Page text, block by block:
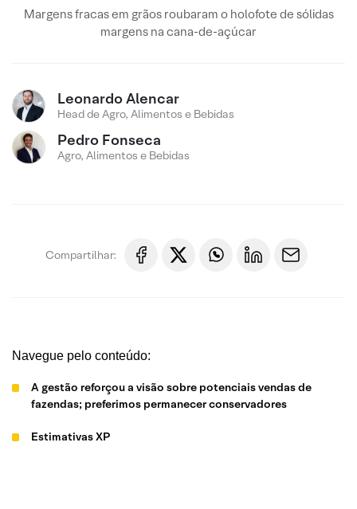
Margens fracas em grãos roubaram o holofote de sólidas
margens na cana-de-açúcar
Leonardo Alencar
Head de Agro, Alimentos e Bebidas
Pedro Fonseca
Agro, Alimentos e Bebidas
Compartilhar:
Navegue pelo conteúdo:
A gestão reforçou a visão sobre potenciais vendas de
fazendas; preferimos permanecer conservadores
Estimativas XP